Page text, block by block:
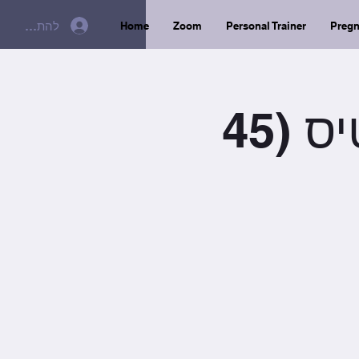
להתחברות Home Zoom Personal Trainer
יום ה׳ / 8:30 / עיצוב לאטיס (45